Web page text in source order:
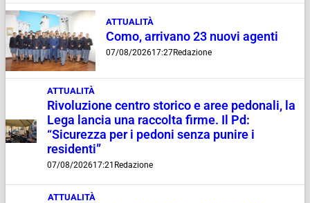
ATTUALITÀ
Como, arrivano 23 nuovi agenti
07/08/202617:27Redazione
ATTUALITÀ
Rivoluzione centro storico e aree pedonali, la
Lega lancia una raccolta firme. Il Pd:
“Sicurezza per i pedoni senza punire i
residenti”
07/08/202617:21 Redazione
ATTUALITÀ